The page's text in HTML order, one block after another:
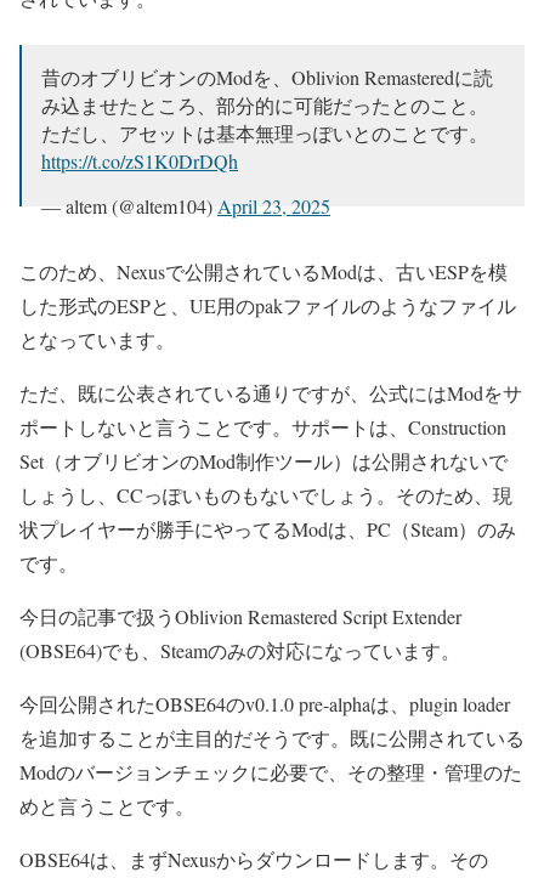
昔のオブリビオンのModを、Oblivion Remasteredに読
み込ませたところ、部分的に可能だったとのこと。
ただし、アセットは基本無理っぽいとのことです。
https://t.co/zS1K0DrDQh
— altem (@altem104) April 23, 2025
このため、Nexusで公開されているModは、古いESPを模
した形式のESPと、UE用のpakファイルのようなファイル
となっています。
ただ、既に公表されている通りですが、公式にはModをサ
ポートしないと言うことです。サポートは、Construction
Set（オブリビオンのMod制作ツール）は公開されないで
しょうし、CCっぽいものもないでしょう。そのため、現
状プレイヤーが勝手にやってるModは、PC（Steam）のみ
です。
今日の記事で扱うOblivion Remastered Script Extender
(OBSE64)でも、Steamのみの対応になっています。
今回公開されたOBSE64のv0.1.0 pre-alphaは、plugin loader
を追加することが主目的だそうです。既に公開されている
Modのバージョンチェックに必要で、その整理・管理のた
めと言うことです。
OBSE64は、まずNexusからダウンロードします。その